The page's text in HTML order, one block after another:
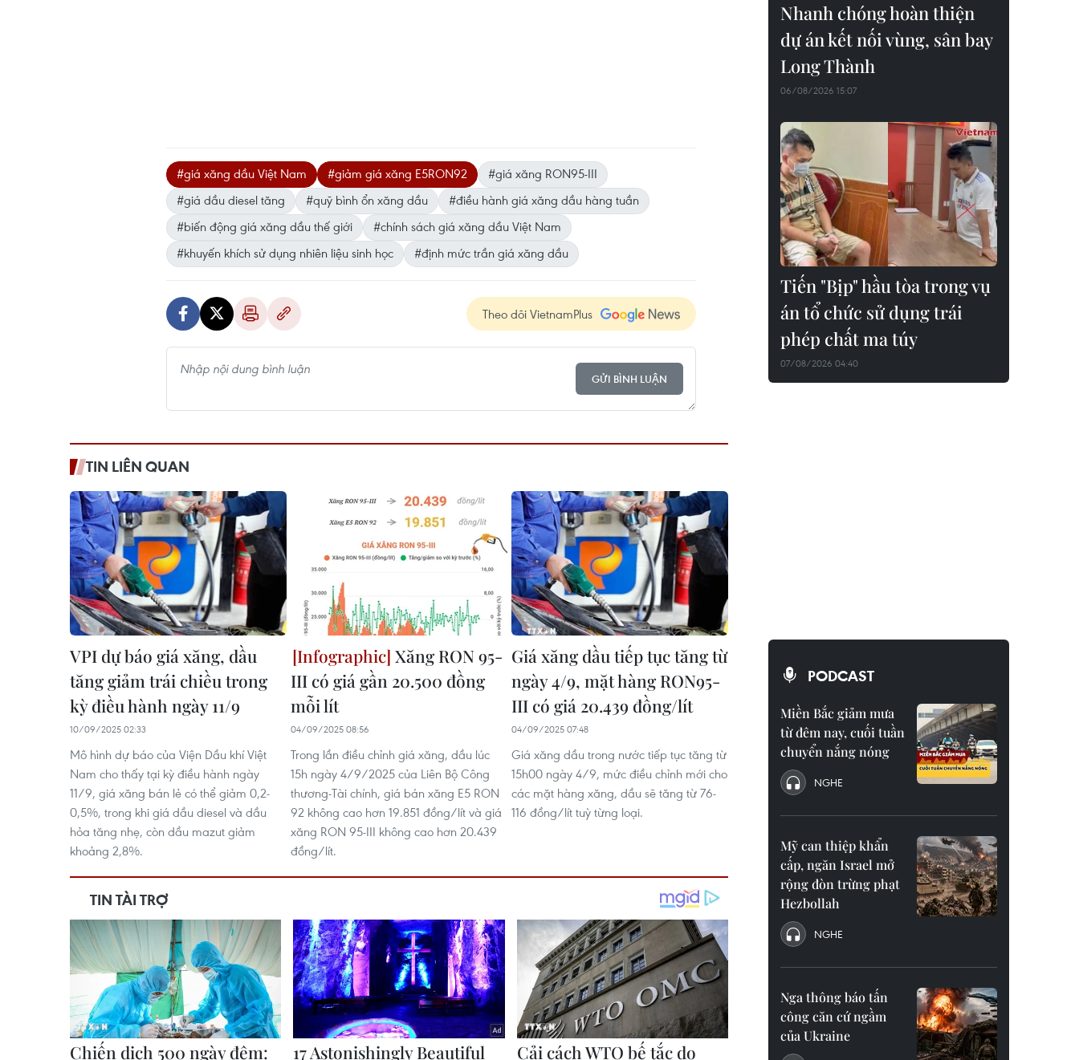
#giá xăng dầu Việt Nam #giảm giá xăng E5RON92
#giá xăng RON95-III
#giá dầu diesel tăng
#quỹ bình ổn xăng dầu
#điều hành giá xăng dầu hàng tuần
#biến động giá xăng dầu thế giới
#chính sách giá xăng dầu Việt Nam
#khuyến khích sử dụng nhiên liệu sinh học
#định mức trần giá xăng dầu
Theo dõi VietnamPlus
GỬI BÌNH LUẬN
TIN LIÊN QUAN
VPI dự báo giá xăng, dầu
tăng giảm trái chiều trong
kỳ điều hành ngày 11/9
10/09/2025 02:33
Mô hình dự báo của Viện Dầu khí Việt
Nam cho thấy tại kỳ điều hành ngày
11/9, giá xăng bán lẻ có thể giảm 0,2-
0,5%, trong khi giá dầu diesel và dầu
hỏa tăng nhẹ, còn dầu mazut giảm
khoảng 2,8%.
Xăng RON 95-
III có giá gần 20.500 đồng
mỗi lít
04/09/2025 08:56
Trong lần điều chỉnh giá xăng, dầu lúc
15h ngày 4/9/2025 của Liên Bộ Công
thương-Tài chính, giá bán xăng E5 RON
92 không cao hơn 19.851 đồng/lít và giá
xăng RON 95-III không cao hơn 20.439
đồng/lít.
Giá xăng dầu tiếp tục tăng từ
ngày 4/9, mặt hàng RON95-
III có giá 20.439 đồng/lít
04/09/2025 07:48
Giá xăng dầu trong nước tiếp tục tăng từ
15h00 ngày 4/9, mức điều chỉnh mới cho
các mặt hàng xăng, dầu sẽ tăng từ 76-
116 đồng/lít tuỳ từng loại.
Nhanh chóng hoàn thiện
dự án kết nối vùng, sân bay
Long Thành
06/08/2026 15:07
Tiến "Bịp" hầu tòa trong vụ
án tổ chức sử dụng trái
phép chất ma túy
07/08/2026 04:40
PODCAST
Miền Bắc giảm mưa
từ đêm nay, cuối tuần
chuyển nắng nóng
NGHE
Mỹ can thiệp khẩn
cấp, ngăn Israel mở
rộng đòn trừng phạt
Hezbollah
NGHE
Nga thông báo tấn
công căn cứ ngầm
của Ukraine